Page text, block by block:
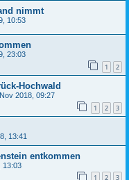
nimmt
10:53
23:03
1 2
Hochwald
2018, 09:27
1 2 3
13:41
entkommen
13:03
1 2 3